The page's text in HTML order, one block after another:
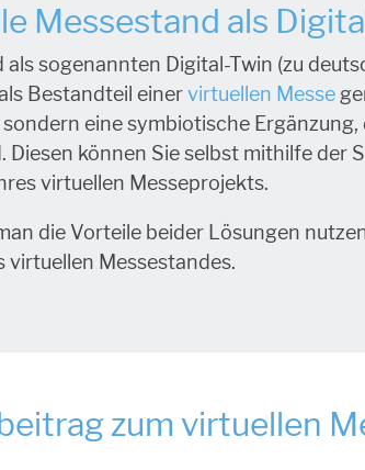
Messestand als
sogenannten Digital-Twin (zu
Bestandteil einervirtuellen Messe
eine symbiotische
können Sie selbst mithilfe
virtuellen Messeprojekts.
die Vorteile beider Lösungen
virtuellen Messestandes.
zum virtuellen